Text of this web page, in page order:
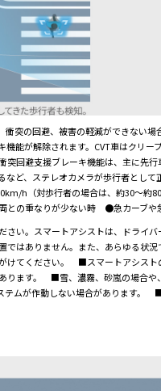
突の回避、被害の軽減ができない
が解除されます。CVT車はクリ
回避支援ブレーキ機能は、主に先
ど、ステレオカメラが歩行者とし
h（対歩行者の場合は、約30
の重なりが少ない時 ●急カーブや
い。スマートアシストは、ドライ
ではありません。また、あらゆる状
けてください。 ■スマートアシス
ります。 ■雪、濃霧、砂嵐の場合
ムが作動しない場合があります。